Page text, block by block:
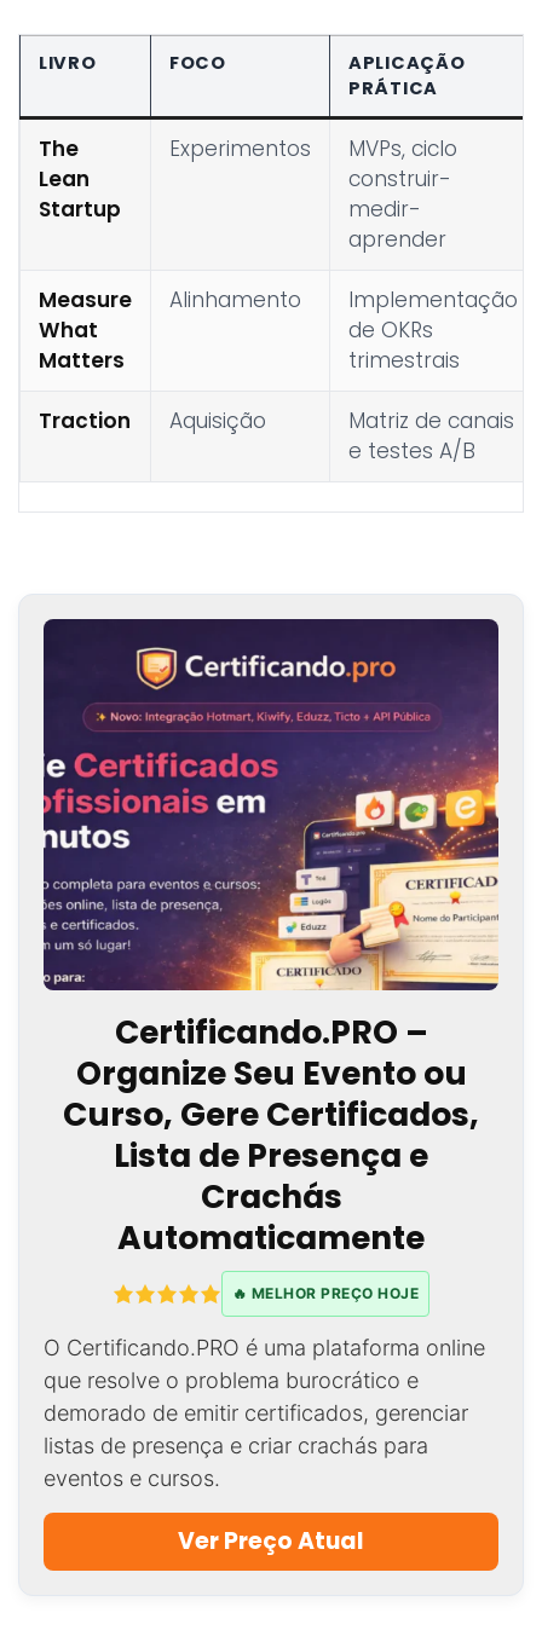
LIVRO FOCO
APLICAÇÃO
PRÁTICA
The
Lean
Startup
Experimentos
MVPs, ciclo
construir-
medir-
aprender
Measure
What
Matters
Alinhamento
Implementação
de OKRs
trimestrais
Traction Aquisição
Matriz de canais
e testes A/B
Certificando.PRO –
Organize Seu Evento ou
Curso, Gere Certificados,
Lista de Presença e
Crachás
Automaticamente
🔥 MELHOR PREÇO HOJE
O Certificando.PRO é uma plataforma online
que resolve o problema burocrático e
demorado de emitir certificados, gerenciar
listas de presença e criar crachás para
eventos e cursos.
Ver Preço Atual